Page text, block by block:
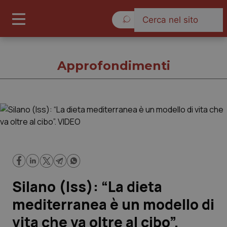
Governo e Parlamento
Regioni e Asl
Lavoro e Professioni
Approfondimenti
Silano (Iss): “La dieta
mediterranea è un modello di
vita che va oltre al cibo”.